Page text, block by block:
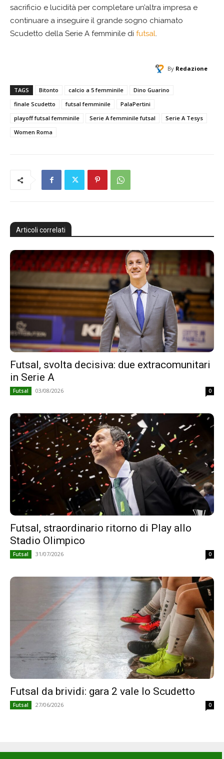
sacrificio e lucidità per completare un’altra impresa e
continuare a inseguire il grande sogno chiamato
Scudetto della Serie A femminile di futsal.
By Redazione
TAGS Bitonto calcio a 5 femminile
Dino Guarino
finale Scudetto
futsal femminile
PalaPertini
playoff futsal femminile
Serie A femminile futsal
Serie A Tesys
Women Roma
Articoli correlati
Futsal, svolta decisiva: due extracomunitari
in Serie A
Futsal 03/08/2026 0
Futsal, straordinario ritorno di Play allo
Stadio Olimpico
Futsal 31/07/2026 0
Futsal da brividi: gara 2 vale lo Scudetto
Futsal 27/06/2026 0